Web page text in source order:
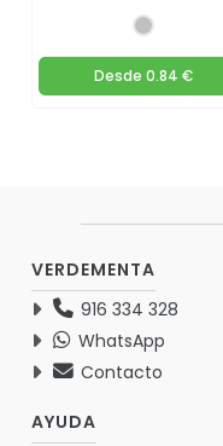
Desde 0.84 €
VERDEMENTA
916 334 328
WhatsApp
Contacto
AYUDA